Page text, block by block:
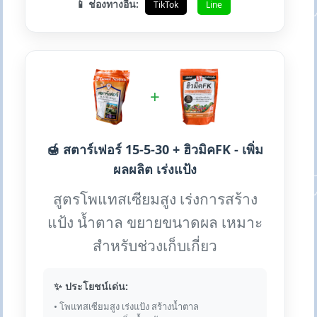
📱 ช่องทางอื่น: TikTok Line
+
🍯 สตาร์เฟอร์ 15-5-30 + ฮิวมิคFK - เพิ่ม
ผลผลิต เร่งแป้ง
สูตรโพแทสเซียมสูง เร่งการสร้าง
แป้ง น้ำตาล ขยายขนาดผล เหมาะ
สำหรับช่วงเก็บเกี่ยว
✨ ประโยชน์เด่น:
• โพแทสเซียมสูง เร่งแป้ง สร้างน้ำตาล